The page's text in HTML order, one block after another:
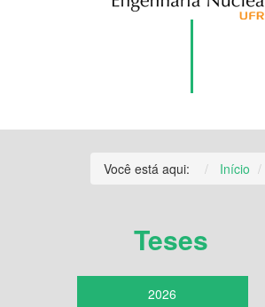
Você está aqui: Início
Teses
2026